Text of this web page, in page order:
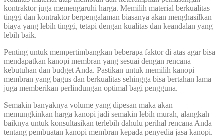
kontraktor juga memengaruhi harga. Memilih material berkualitas
tinggi dan kontraktor berpengalaman biasanya akan menghasilkan
biaya yang lebih tinggi, tetapi dengan kualitas dan keandalan yang
lebih baik.
Penting untuk mempertimbangkan beberapa faktor di atas agar bisa
mendapatkan kanopi membran yang sesuai dengan rencana
kebutuhan dan budget Anda. Pastikan untuk memilih kanopi
membran yang bagus dan berkualitas sehingga bisa bertahan lama
juga memberikan perlindungan optimal bagi pengguna.
Semakin banyaknya volume yang dipesan maka akan
memungkinkan harga kanopi jadi semakin lebih murah, alangkah
baiknya untuk konsultasikan terlebih dahulu perihal rencana Anda
tentang pembuatan kanopi membran kepada penyedia jasa kanopi.